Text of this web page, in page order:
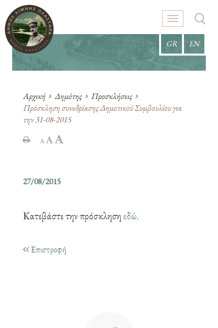
GR EN
Αρχική Δημότης
Προσκλήσεις
Πρόσκληση συνεδρίασης Δημοτικού Συμβουλίου για
την 31-08-2015
27/08/2015
Κατεβάστε την πρόσκληση εδώ.
Επιστροφή